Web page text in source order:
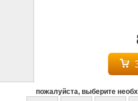
пожалуйста, выберите